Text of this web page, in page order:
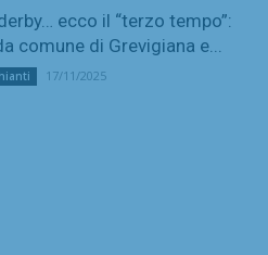
ecco il “terzo tempo”:
comune di Grevigiana e...
17/11/2025